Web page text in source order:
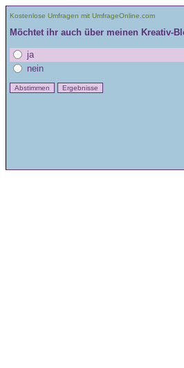
Kostenlose Umfragen mit UmfrageOnline.com
Möchtet ihr auch über meinen Kreativ-
ja
nein
Abstimmen Ergebnisse